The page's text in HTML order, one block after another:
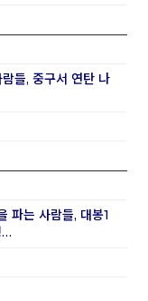
들, 중구서 연탄 나
파는 사람들, 대봉1
…